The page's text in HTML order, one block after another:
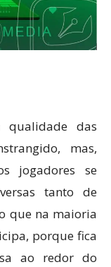
qualidade das
mas,
jogadores se
tanto de
que na maioria
porque fica
ao redor do